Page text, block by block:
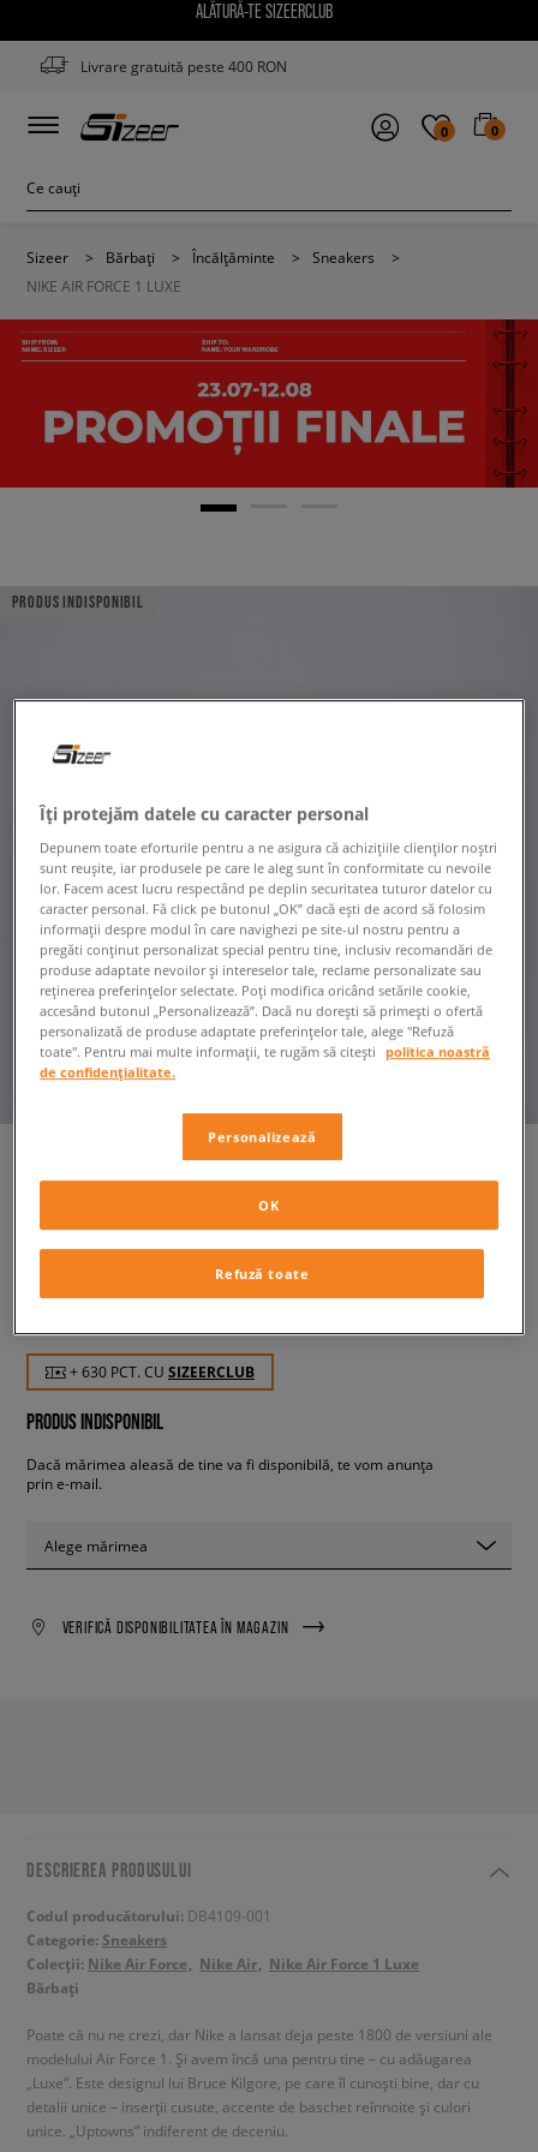
ALĂTURĂ-TE SIZEERCLUB
Livrare gratuită peste 400 RON
0 0
Sizeer > Bărbați > Încălțăminte > Sneakers
>
NIKE AIR FORCE 1 LUXE
PRODUS INDISPONIBIL
+ 630 PCT. CU SIZEERCLUB
PRODUS INDISPONIBIL
Dacă mărimea aleasă de tine va fi disponibilă, te vom anunța
prin e-mail.
Alege mărimea
VERIFICĂ DISPONIBILITATEA ÎN MAGAZIN
DESCRIEREA PRODUSULUI
Codul producătorului: DB4109-001
Categorie: Sneakers
Colecții: Nike Air Force Nike Air
Nike Air Force 1 Luxe
Bărbați
Poate că nu ne crezi, dar Nike a lansat deja peste 1800 de versiuni ale
modelului Air Force 1. Și avem încă una pentru tine – cu adăugarea
„Luxe”. Este designul lui Bruce Kilgore, pe care îl cunoști bine, dar cu
detalii unice – inserții cusute, accente de baschet reînnoite și culori
unice. „Uptowns” indiferent de deceniu.
Îți protejăm datele cu caracter personal
Depunem toate eforturile pentru a ne asigura că achizițiile clienților noștri
sunt reușite, iar produsele pe care le aleg sunt în conformitate cu nevoile
lor. Facem acest lucru respectând pe deplin securitatea tuturor datelor cu
caracter personal. Fă click pe butonul „OK” dacă ești de acord să folosim
informații despre modul în care navighezi pe site-ul nostru pentru a
pregăti conținut personalizat special pentru tine, inclusiv recomandări de
produse adaptate nevoilor și intereselor tale, reclame personalizate sau
reținerea preferințelor selectate. Poți modifica oricând setările cookie,
accesând butonul „Personalizează”. Dacă nu dorești să primești o ofertă
personalizată de produse adaptate preferințelor tale, alege "Refuză
toate". Pentru mai multe informații, te rugăm să citești
politica noastră
de confidențialitate.
Personalizează
Refuză toate
OK